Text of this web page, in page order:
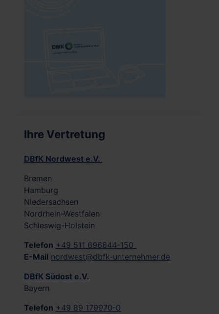
Ihre Vertretung
DBfK Nordwest e.V.
Bremen
Hamburg
Niedersachsen
Nordrhein-Westfalen
Schleswig-Holstein
Telefon +49 511 696844-150
E-Mail nordwest@dbfk-unternehmer.de
DBfK Südost e.V.
Bayern
Telefon +49 89 179970-0